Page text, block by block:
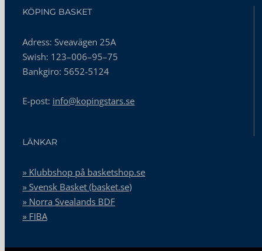
KÖPING BASKET
Adress: Sveavägen 25A
Swish: 123–006–95–75
Bankgiro: 5652-5124
E-post: info@kopingstars.se
LÄNKAR
» Klubbshop på basketshop.se
» Svensk Basket (basket.se)
» Norra Svealands BDF
» FIBA